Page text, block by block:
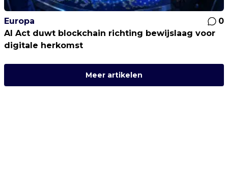
Europa
0
AI Act duwt blockchain richting bewijslaag voor
digitale herkomst
Meer artikelen